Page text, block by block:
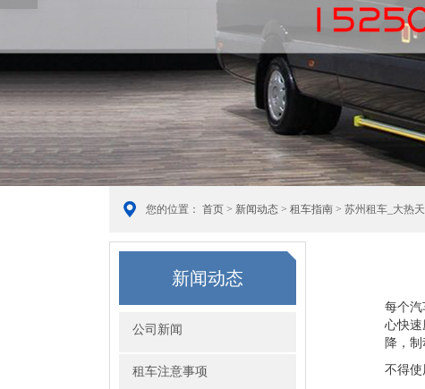
您的位置： 首页 > 新闻动态 > 租车指南 > 苏州租车_​大热
新闻动态
公司新闻
租车注意事项
每个汽
心快
降，
不得使